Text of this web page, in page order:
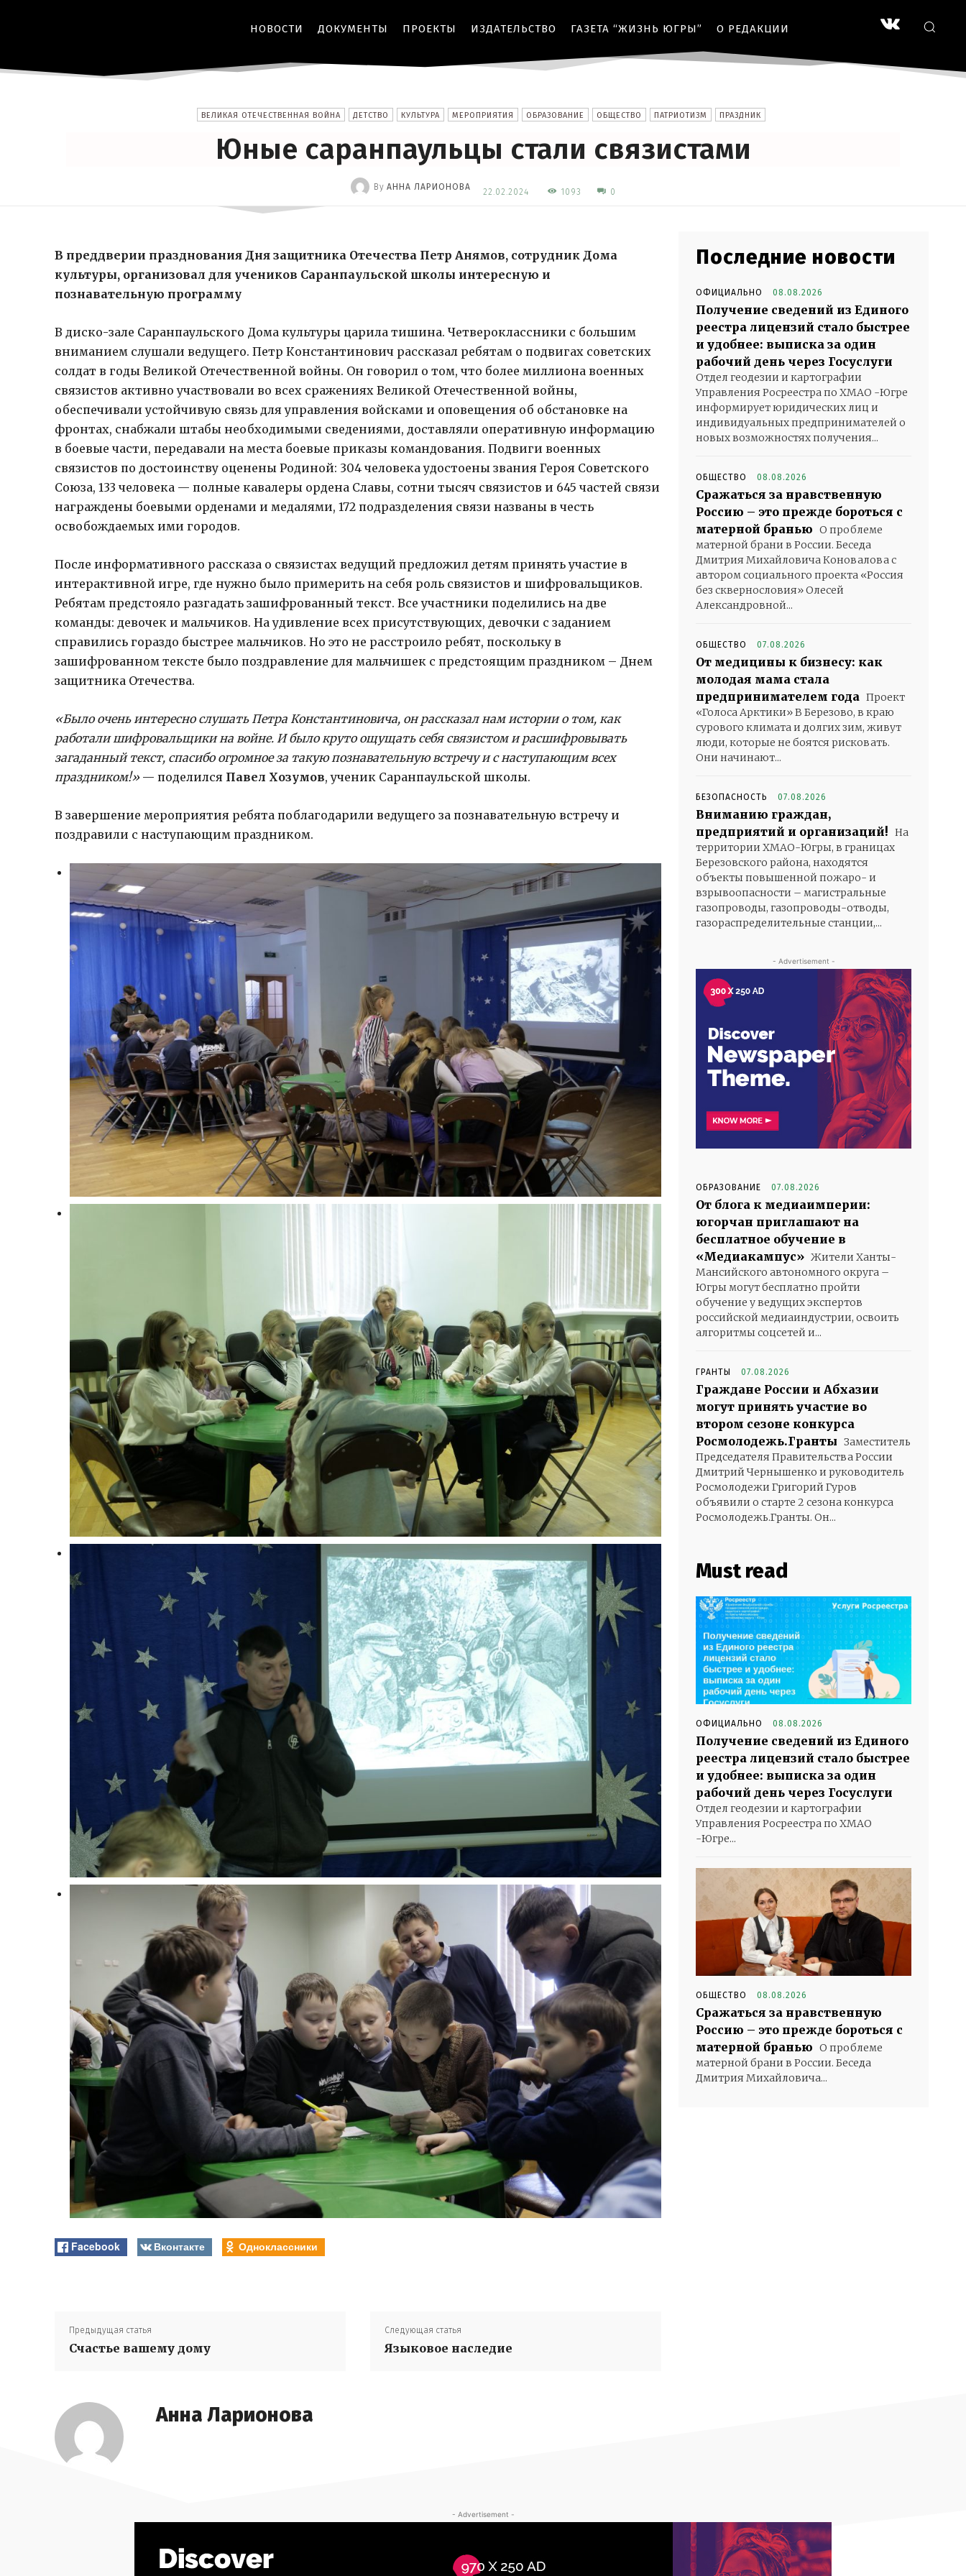
НОВОСТИ ДОКУМЕНТЫ ПРОЕКТЫ ИЗДАТЕЛЬСТВО ГАЗЕТА “ЖИЗНЬ ЮГРЫ” О РЕДАКЦИИ
ВЕЛИКАЯ ОТЕЧЕСТВЕННАЯ ВОЙНА ДЕТСТВО КУЛЬТУРА МЕРОПРИЯТИЯ ОБРАЗОВАНИЕ ОБЩЕСТВО ПАТРИОТИЗМ ПРАЗДНИК
Юные саранпаульцы стали связистами
By АННА ЛАРИОНОВА 22.02.2024 1093 0
В преддверии празднования Дня защитника Отечества Петр Анямов, сотрудник Дома
культуры, организовал для учеников Саранпаульской школы интересную и
познавательную программу
В диско-зале Саранпаульского Дома культуры царила тишина. Четвероклассники с большим
вниманием слушали ведущего. Петр Константинович рассказал ребятам о подвигах советских
солдат в годы Великой Отечественной войны. Он говорил о том, что более миллиона военных
связистов активно участвовали во всех сражениях Великой Отечественной войны,
обеспечивали устойчивую связь для управления войсками и оповещения об обстановке на
фронтах, снабжали штабы необходимыми сведениями, доставляли оперативную информацию
в боевые части, передавали на места боевые приказы командования. Подвиги военных
связистов по достоинству оценены Родиной: 304 человека удостоены звания Героя Советского
Союза, 133 человека — полные кавалеры ордена Славы, сотни тысяч связистов и 645 частей связи
награждены боевыми орденами и медалями, 172 подразделения связи названы в честь
освобождаемых ими городов.
После информативного рассказа о связистах ведущий предложил детям принять участие в
интерактивной игре, где нужно было примерить на себя роль связистов и шифровальщиков.
Ребятам предстояло разгадать зашифрованный текст. Все участники поделились на две
команды: девочек и мальчиков. На удивление всех присутствующих, девочки с заданием
справились гораздо быстрее мальчиков. Но это не расстроило ребят, поскольку в
зашифрованном тексте было поздравление для мальчишек с предстоящим праздником – Днем
защитника Отечества.
«Было очень интересно слушать Петра Константиновича, он рассказал нам истории о том, как
работали шифровальщики на войне. И было круто ощущать себя связистом и расшифровывать
загаданный текст, спасибо огромное за такую познавательную встречу и с наступающим всех
праздником!»— поделился Павел Хозумов, ученик Саранпаульской школы.
В завершение мероприятия ребята поблагодарили ведущего за познавательную встречу и
поздравили с наступающим праздником.
Facebook Вконтакте Одноклассники
Предыдущая статья
Счастье вашему дому
Следующая статья
Языковое наследие
Анна Ларионова
Последние новости
ОФИЦИАЛЬНО 08.08.2026
Получение сведений из Единого
реестра лицензий стало быстрее
и удобнее: выписка за один
рабочий день через Госуслуги
Отдел геодезии и картографии
Управления Росреестра по ХМАО -Югре
информирует юридических лиц и
индивидуальных предпринимателей о
новых возможностях получения...
ОБЩЕСТВО 08.08.2026
Сражаться за нравственную
Россию – это прежде бороться с
матерной бранью О проблеме
матерной брани в России. Беседа
Дмитрия Михайловича Коновалова с
автором социального проекта «Россия
без сквернословия» Олесей
Александровной...
ОБЩЕСТВО 07.08.2026
От медицины к бизнесу: как
молодая мама стала
предпринимателем года Проект
«Голоса Арктики» В Березово, в краю
сурового климата и долгих зим, живут
люди, которые не боятся рисковать.
Они начинают...
БЕЗОПАСНОСТЬ 07.08.2026
Вниманию граждан,
предприятий и организаций! На
территории ХМАО-Югры, в границах
Березовского района, находятся
объекты повышенной пожаро- и
взрывоопасности – магистральные
газопроводы, газопроводы-отводы,
газораспределительные станции,...
- Advertisement -
ОБРАЗОВАНИЕ 07.08.2026
От блога к медиаимперии:
югорчан приглашают на
бесплатное обучение в
«Медиакампус» Жители Ханты-
Мансийского автономного округа –
Югры могут бесплатно пройти
обучение у ведущих экспертов
российской медиаиндустрии, освоить
алгоритмы соцсетей и...
ГРАНТЫ 07.08.2026
Граждане России и Абхазии
могут принять участие во
втором сезоне конкурса
Росмолодежь.Гранты Заместитель
Председателя Правительства России
Дмитрий Чернышенко и руководитель
Росмолодежи Григорий Гуров
объявили о старте 2 сезона конкурса
Росмолодежь.Гранты. Он...
Must read
ОФИЦИАЛЬНО 08.08.2026
Получение сведений из Единого
реестра лицензий стало быстрее
и удобнее: выписка за один
рабочий день через Госуслуги
Отдел геодезии и картографии
Управления Росреестра по ХМАО
-Югре...
ОБЩЕСТВО 08.08.2026
Сражаться за нравственную
Россию – это прежде бороться с
матерной бранью О проблеме
матерной брани в России. Беседа
Дмитрия Михайловича...
- Advertisement -